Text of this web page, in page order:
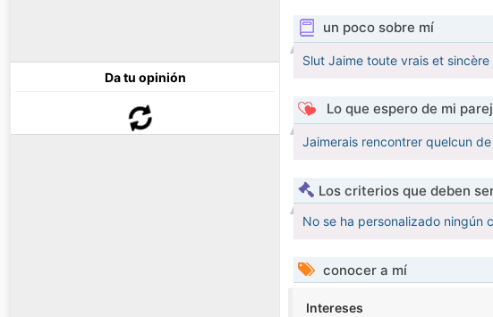
Da tu opinión
un poco sobre mí
Slut Jaime toute vrais et
Lo que espero de mi
Jaimerais rencontrer quelcun
Los criterios que deben
No se ha personalizado ningún
conocer a mí
Intereses